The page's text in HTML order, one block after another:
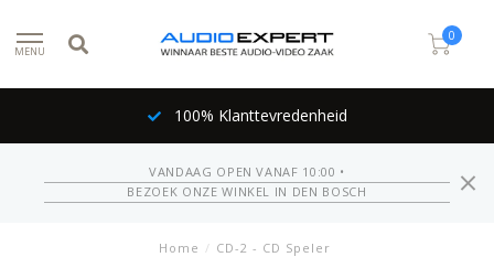
MENU
0
100% Klanttevredenheid
VANDAAG OPEN VANAF 10:00 •
BEZOEK ONZE WINKEL IN DEN BOSCH
Home / CD-2 - CD Speler